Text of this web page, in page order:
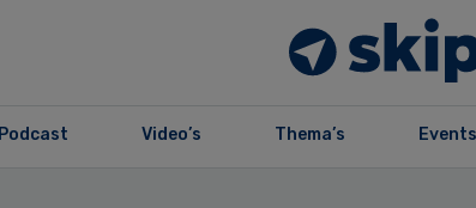
Podcast Video’s Thema’s Events